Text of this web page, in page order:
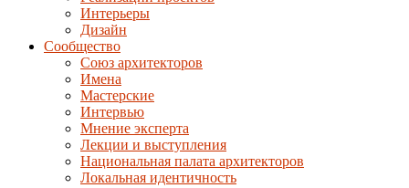
Интерьеры
Дизайн
Сообщество
Союз архитекторов
Имена
Мастерские
Интервью
Мнение эксперта
Лекции и выступления
Национальная палата архитекторов
Локальная идентичность